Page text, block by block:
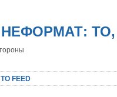
НЕФОРМАТ:
FEED